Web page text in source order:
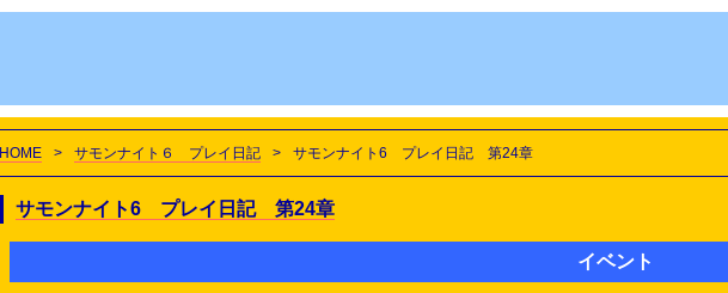
HOME > サモンナイト６ プレイ日記 > サモンナイト6 プレイ日記 第24章
サモンナイト6 プレイ日記 第24章
イベント